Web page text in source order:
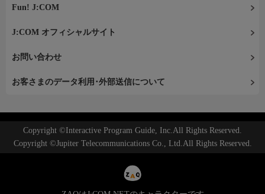
Fun! J:COM
J:COM オフィシャルサイト
お問い合わせ
お客さまのデータ利用･外部送信について
Copyright ©Interactive Program Guide, Inc.All Rights Reserved.
Copyright ©Jupiter Telecommunications Co., Ltd.All Rights Reserved.